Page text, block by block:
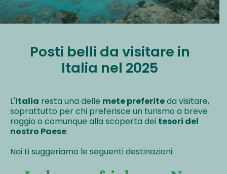
Posti belli da visitare in
Italia nel 2025
L'Italia resta una delle mete preferiteda visitare,
soprattutto per chi preferisce un turismo a breve
raggio o comunque alla scoperta dei tesori del
nostro Paese.
Noi ti suggeriamo le seguenti destinazioni: